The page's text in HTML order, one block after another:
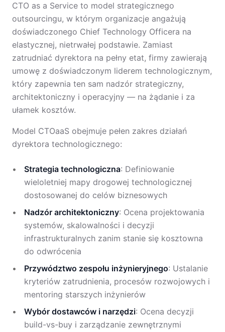
CTO as a Service to model strategicznego
outsourcingu, w którym organizacje angażują
doświadczonego Chief Technology Officera na
elastycznej, nietrwałej podstawie. Zamiast
zatrudniać dyrektora na pełny etat, firmy zawierają
umowę z doświadczonym liderem technologicznym,
który zapewnia ten sam nadzór strategiczny,
architektoniczny i operacyjny — na żądanie i za
ułamek kosztów.
Model CTOaaS obejmuje pełen zakres działań
dyrektora technologicznego:
Strategia technologiczna: Definiowanie
wieloletniej mapy drogowej technologicznej
dostosowanej do celów biznesowych
Nadzór architektoniczny: Ocena projektowania
systemów, skalowalności i decyzji
infrastrukturalnych zanim stanie się kosztowna
do odwrócenia
Przywództwo zespołu inżynieryjnego: Ustalanie
kryteriów zatrudnienia, procesów rozwojowych i
mentoring starszych inżynierów
Wybór dostawców i narzędzi: Ocena decyzji
build-vs-buy i zarządzanie zewnętrznymi